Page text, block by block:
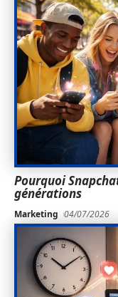
Pourquoi
générations
Marketing 04/07/2026